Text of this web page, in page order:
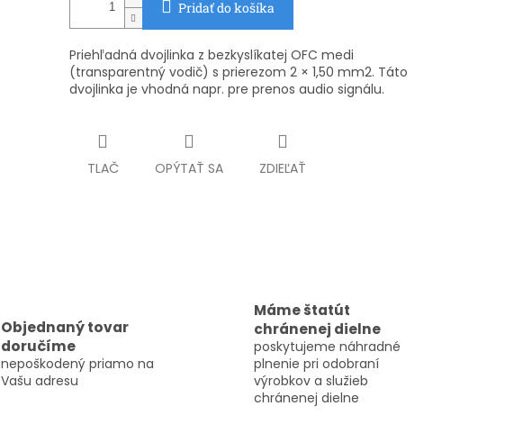
Pridať do košíka
Priehľadná dvojlinka z bezkyslíkatej OFC medi
(transparentný vodič) s prierezom 2 × 1,50 mm2. Táto
dvojlinka je vhodná napr. pre prenos audio signálu.
TLAČ OPÝTAŤ SA ZDIEĽAŤ
Objednaný tovar
doručíme
nepoškodený priamo na
Vašu adresu
Máme štatút
chránenej dielne
poskytujeme náhradné
plnenie pri odobraní
výrobkov a služieb
chránenej dielne